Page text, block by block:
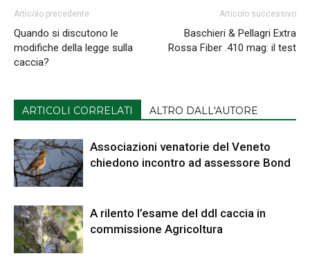
Articolo precedente
Quando si discutono le
modifiche della legge sulla
caccia?
Articolo successivo
Baschieri & Pellagri Extra
Rossa Fiber .410 mag: il test
ARTICOLI CORRELATI ALTRO DALL'AUTORE
Associazioni venatorie del Veneto
chiedono incontro ad assessore Bond
A rilento l’esame del ddl caccia in
commissione Agricoltura